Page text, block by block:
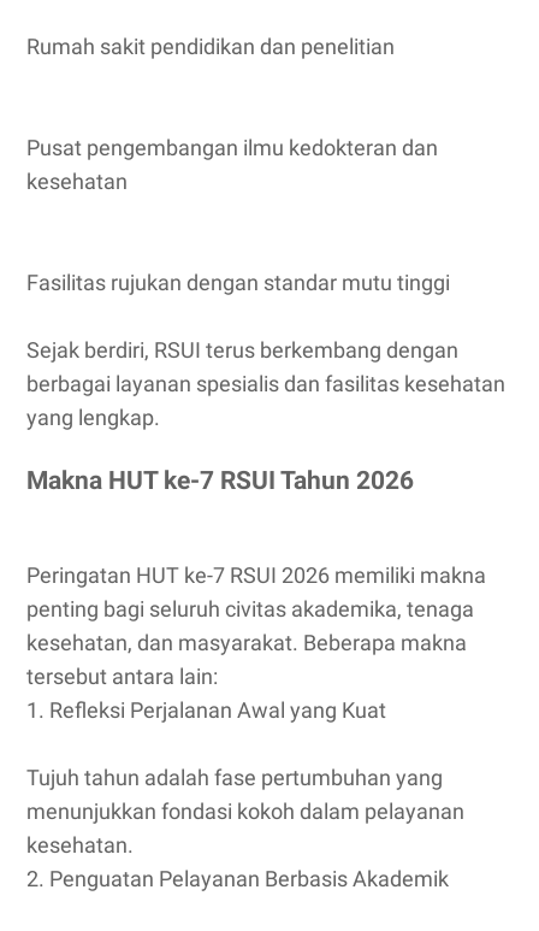
Rumah sakit pendidikan dan penelitian
Pusat pengembangan ilmu kedokteran dan
kesehatan
Fasilitas rujukan dengan standar mutu tinggi
Sejak berdiri, RSUI terus berkembang dengan
berbagai layanan spesialis dan fasilitas kesehatan
yang lengkap.
Makna HUT ke-7 RSUI Tahun 2026
Peringatan HUT ke-7 RSUI 2026 memiliki makna
penting bagi seluruh civitas akademika, tenaga
kesehatan, dan masyarakat. Beberapa makna
tersebut antara lain:
1. Refleksi Perjalanan Awal yang Kuat
Tujuh tahun adalah fase pertumbuhan yang
menunjukkan fondasi kokoh dalam pelayanan
kesehatan.
2. Penguatan Pelayanan Berbasis Akademik